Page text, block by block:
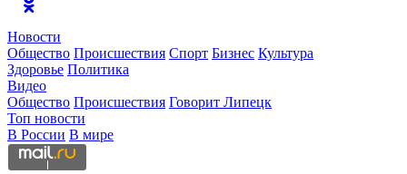
Новости
Общество Происшествия Спорт Бизнес Культура
Здоровье Политика
Видео
Общество Происшествия Говорит Липецк
Топ новости
В России В мире